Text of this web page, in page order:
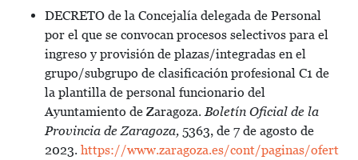
DECRETO de la Concejalía delegada de Personal
por el que se convocan procesos selectivos para el
ingreso y provisión de plazas/integradas en el
grupo/subgrupo de clasificación profesional C1 de
la plantilla de personal funcionario del
Ayuntamiento de Zaragoza. Boletín Oficial de la
Provincia de Zaragoza, 5363, de 7 de agosto de
2023. https://www.zaragoza.es/cont/paginas/ofert